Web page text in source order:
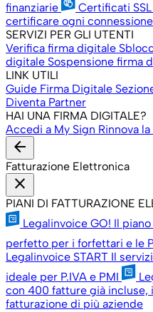
finanziarie
Certificati SSL
certificare ogni
SERVIZI PER GLI UTENTI
Verifica firma digitale
digitale Sospensione firma
LINK UTILI
Guide Firma Digitale
Diventa Partner
HAI UNA FIRMA DIGITALE?
Accedi a My Sign Rinnova
arrow_back
Fatturazione Elettronica
close
PIANI DI FATTURAZIONE
Legalinvoice GO! Il
perfetto per i forfettari e le
Legalinvoice START Il
ideale per P.IVA e PMI
con 400 fatture già incluse,
fatturazione di più aziende